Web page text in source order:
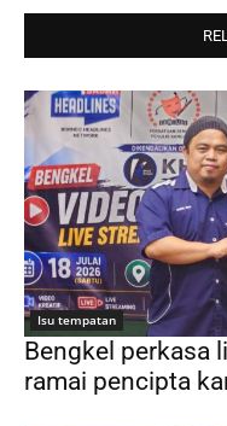
Isu tempatan
Bengkel perkasa
ramai pencipta